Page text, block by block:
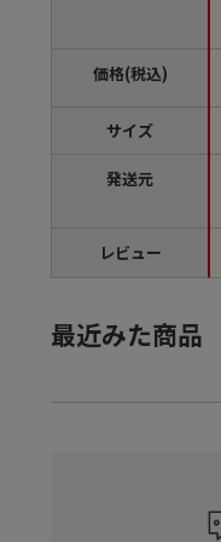
価格(税込)
サイズ
発送元
レビュー
最近みた商品